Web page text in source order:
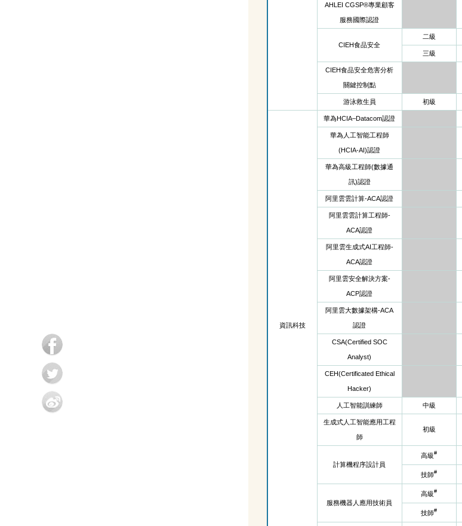
AHLEI CGSP®專業顧客
服務國際認證
CIEH食品安全
二級
三級
CIEH食品安全危害分析
關鍵控制點
游泳救生員 初級
資訊科技
華為HCIA–Datacom認證
華為人工智能工程師
(HCIA-AI)認證
華為高級工程師(數據通
訊)認證
阿里雲雲計算-ACA認證
阿里雲雲計算工程師-
ACA認證
阿里雲生成式AI工程師-
ACA認證
阿里雲安全解決方案-
ACP認證
阿里雲大數據架構-ACA
認證
CSA(Certified SOC
Analyst)
CEH(Certificated Ethical
Hacker)
人工智能訓練師 中級
生成式人工智能應用工程
師
初級
計算機程序設計員
高級#
技師#
服務機器人應用技術員
高級#
技師#